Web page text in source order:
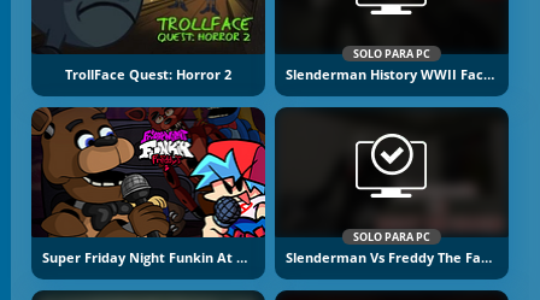
TrollFace Quest: Horror 2
SOLO PARA PC
Slenderman History WWII Faceless Horror
Super Friday Night Funkin At Freddys 2
SOLO PARA PC
Slenderman Vs Freddy The Fazbear